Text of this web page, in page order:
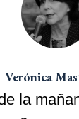
Verónica
la